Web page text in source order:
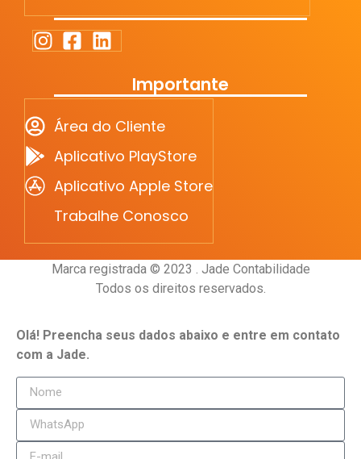
Importante
Área do Cliente
Aplicativo PlayStore
Aplicativo Apple Store
Trabalhe Conosco
Marca registrada © 2023 . Jade Contabilidade
Todos os direitos reservados.
Olá! Preencha seus dados abaixo e entre em contato
com a Jade.